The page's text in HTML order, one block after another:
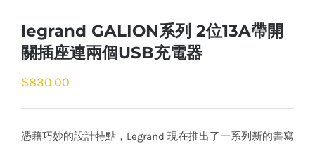
legrand GALION系列 2位13A帶開
關插座連兩個USB充電器
$830.00
憑藉巧妙的設計特點，Legrand 現在推出了一系列新的書寫